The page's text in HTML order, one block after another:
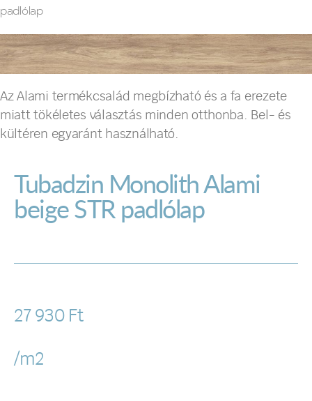
padlólap
Az Alami termékcsalád megbízható és a fa erezete
miatt tökéletes választás minden otthonba. Bel- és
kültéren egyaránt használható.
Tubadzin Monolith Alami
beige STR padlólap
27 930 Ft
/m2